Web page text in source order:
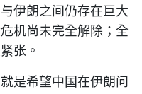
伊朗之间仍存在巨大
机尚未完全解除；全
张。
是希望中国在伊朗问